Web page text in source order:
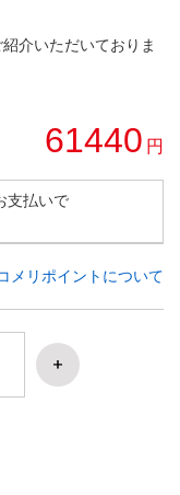
介いただいておりま
61440 円
支払いで
メリポイントについて